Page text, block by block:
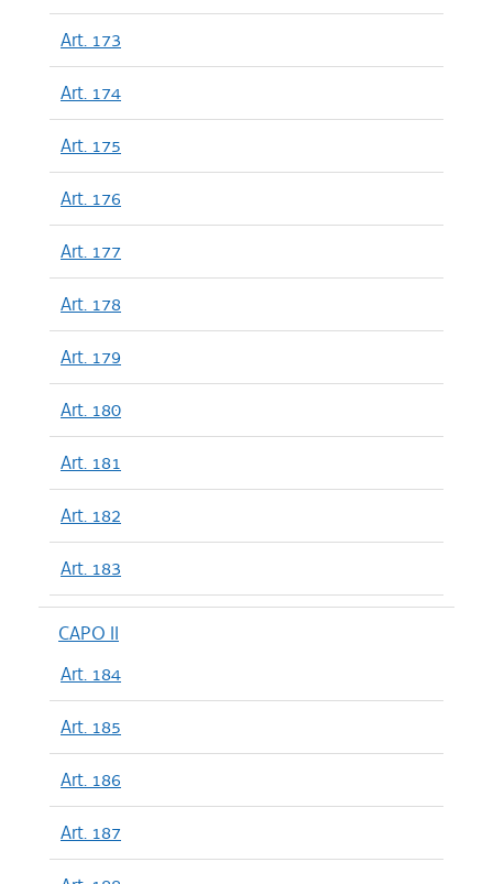
Art. 173
Art. 174
Art. 175
Art. 176
Art. 177
Art. 178
Art. 179
Art. 180
Art. 181
Art. 182
Art. 183
CAPO II
Art. 184
Art. 185
Art. 186
Art. 187